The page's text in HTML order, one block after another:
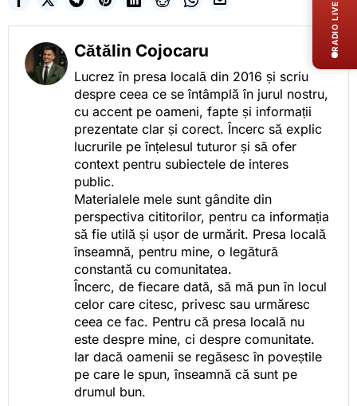
Cătălin Cojocaru
Lucrez în presa locală din 2016 și scriu
despre ceea ce se întâmplă în jurul nostru,
cu accent pe oameni, fapte și informații
prezentate clar și corect. Încerc să explic
lucrurile pe înțelesul tuturor și să ofer
context pentru subiectele de interes
public.
Materialele mele sunt gândite din
perspectiva cititorilor, pentru ca informația
să fie utilă și ușor de urmărit. Presa locală
înseamnă, pentru mine, o legătură
constantă cu comunitatea.
Încerc, de fiecare dată, să mă pun în locul
celor care citesc, privesc sau urmăresc
ceea ce fac. Pentru că presa locală nu
este despre mine, ci despre comunitate.
Iar dacă oamenii se regăsesc în poveștile
pe care le spun, înseamnă că sunt pe
drumul bun.
RADIO LIVE